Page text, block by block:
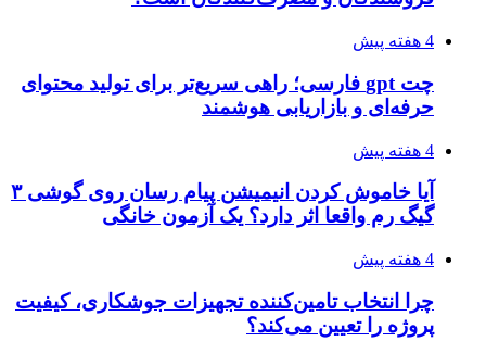
4 هفته پیش
چت gpt فارسی؛ راهی سریع‌تر برای تولید محتوای
حرفه‌ای و بازاریابی هوشمند
4 هفته پیش
آیا خاموش کردن انیمیشن پیام رسان روی گوشی ۳
گیگ رم واقعا اثر دارد؟ یک آزمون خانگی
4 هفته پیش
چرا انتخاب تامین‌کننده تجهیزات جوشکاری، کیفیت
پروژه را تعیین می‌کند؟